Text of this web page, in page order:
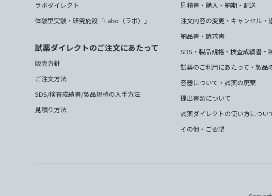
ラボダイレクト
体験型実験・研究施設「Labo（ラボ）」
試薬ダイレクトのご注文にあたって
販売方針
ご注文方法
SDS/検査成績書/製品規格の入手方法
見積り方法
見積書・購入・納期・配送
注文内容の変更・キャンセル・
納品書・請求書
SDS・製品規格・検査成績書・
試薬のご利用にあたって・製品
容器について・試薬の廃棄
提出書類について
試薬ダイレクトの使い方につい
その他・ご要望